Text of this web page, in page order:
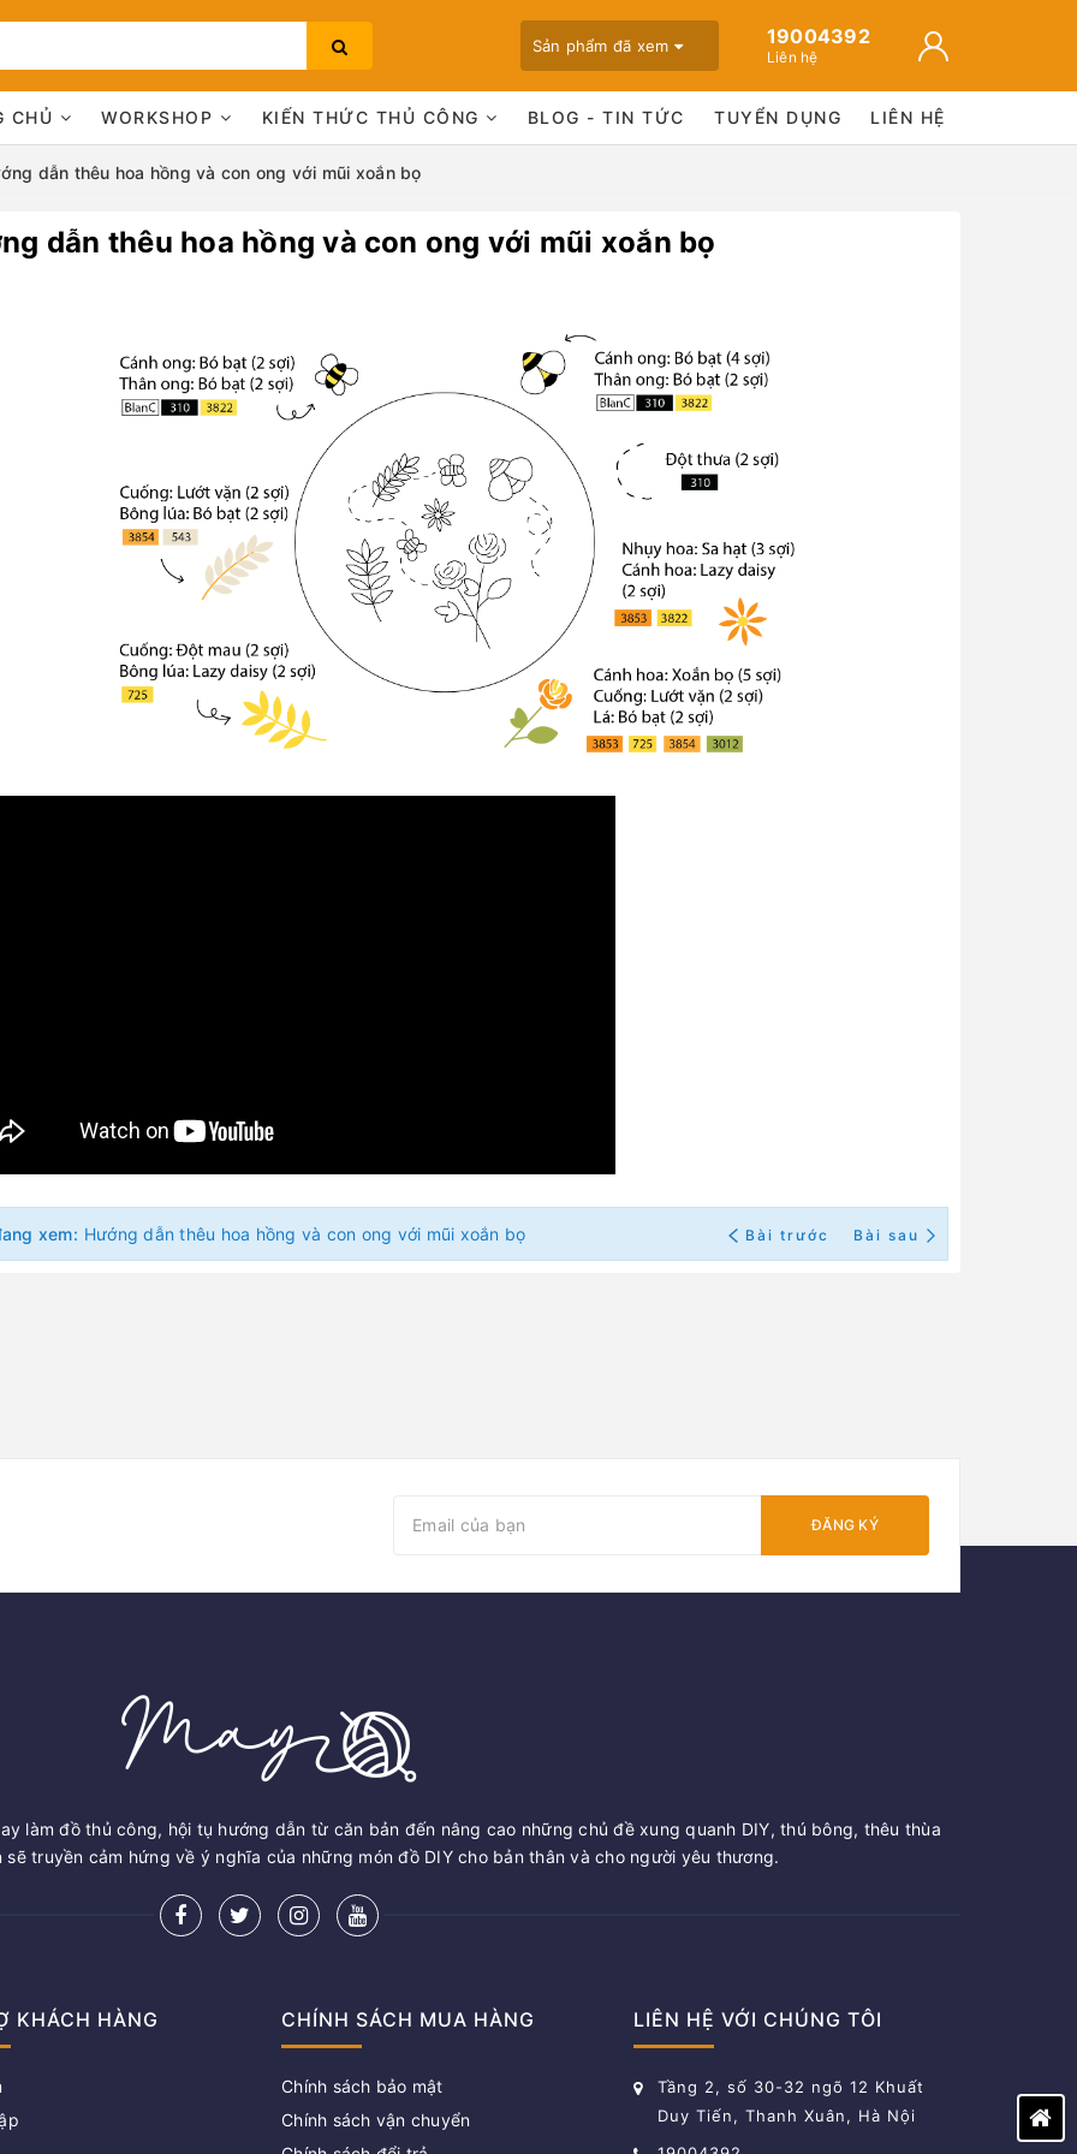
Sản phẩm đã xem 19004392
Liên hệ
CHỦ WORKSHOP KIẾN THỨC THỦ CÔNG BLOG - TIN TỨC TUYỂN DỤNG LIÊN HỆ
dẫn thêu hoa hồng và con ong với mũi xoắn bọ
dẫn thêu hoa hồng và con ong với mũi xoắn bọ
xem: Hướng dẫn thêu hoa hồng và con ong với mũi xoắn bọ Bài trước Bài sau
ĐĂNG KÝ
làm đồ thủ công, hội tụ hướng dẫn từ căn bản đến nâng cao những chủ đề xung quanh DIY, thú bông, thêu thùa
sẽ truyền cảm hứng về ý nghĩa của những món đồ DIY cho bản thân và cho người yêu thương.
KHÁCH HÀNG CHÍNH SÁCH MUA HÀNG
Chính sách bảo mật
Chính sách vận chuyển
LIÊN HỆ VỚI CHÚNG TÔI
Tầng 2, số 30-32 ngõ 12 Khuất
Duy Tiến, Thanh Xuân, Hà Nội